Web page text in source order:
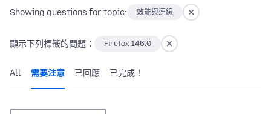
Showing questions for topic: 效能與連線
顯示下列標籤的問題： Firefox 146.0
All 需要注意 已回應 已完成！